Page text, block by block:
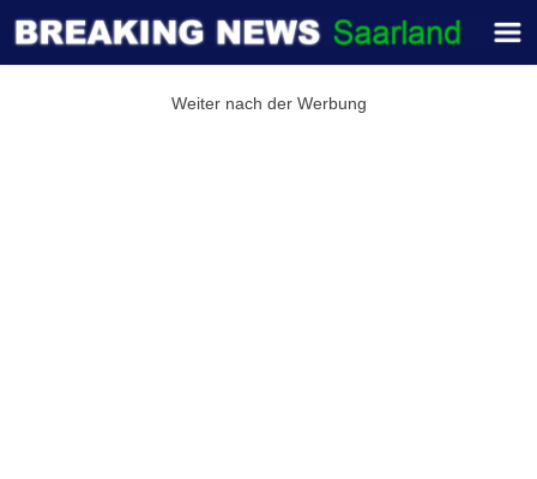
Weiter nach der Werbung